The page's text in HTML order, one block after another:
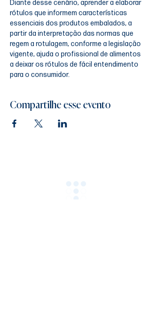
Diante desse cenário, aprender a elaborar
rótulos que informem características
essenciais dos produtos embalados, a
partir da interpretação das normas que
regem a rotulagem, conforme a legislação
vigente, ajuda o profissional de alimentos
a deixar os rótulos de fácil entendimento
para o consumidor.
Compartilhe esse evento